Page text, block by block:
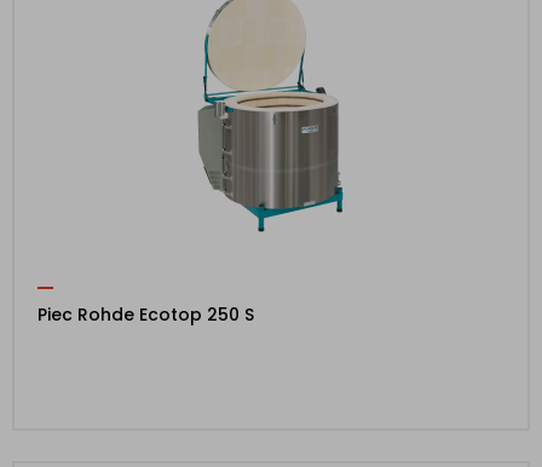
Piec Rohde Ecotop 250 S